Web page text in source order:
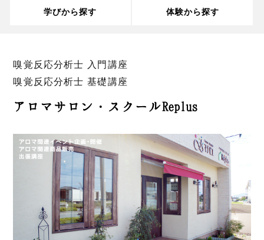
学びから探す 体験から探す
嗅覚反応分析士 入門講座
嗅覚反応分析士 基礎講座
アロマサロン・スクールReplus